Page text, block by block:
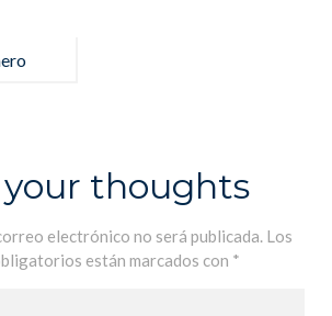
thoughts
electrónico no será publicada. Los
están marcados con *